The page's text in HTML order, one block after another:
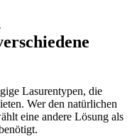
Lasurentypen, die
Wer den natürlichen
eine andere Lösung als